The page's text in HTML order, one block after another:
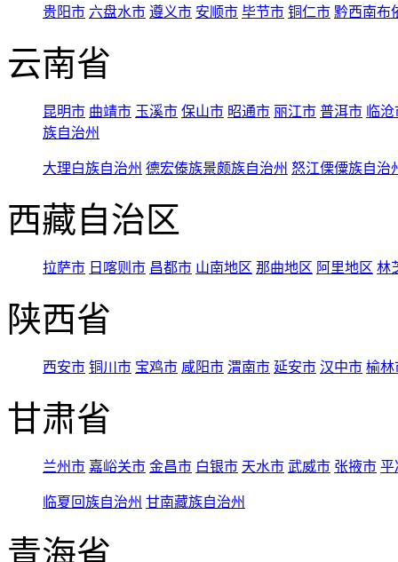
贵阳市 六盘水市 遵义市 安顺市 毕节市 铜仁市 黔西南布
云南省
昆明市 曲靖市 玉溪市 保山市 昭通市 丽江市 普洱市 临
族自治州
大理白族自治州 德宏傣族景颇族自治州 怒江傈僳族自治
西藏自治区
拉萨市 日喀则市 昌都市 山南地区 那曲地区 阿里地区 林
陕西省
西安市 铜川市 宝鸡市 咸阳市 渭南市 延安市 汉中市 榆林
甘肃省
兰州市 嘉峪关市 金昌市 白银市 天水市 武威市 张掖市 平
临夏回族自治州 甘南藏族自治州
青海省